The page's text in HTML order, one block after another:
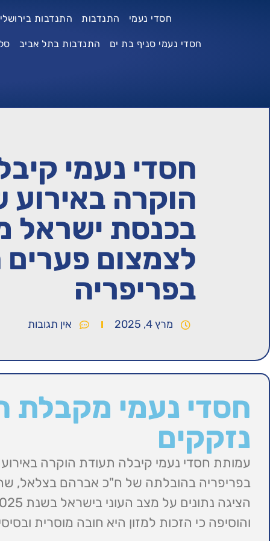
חסדי נעמי התנדבות התנדבות
חסדי נעמי סניף בת ים התנדבות בתל אביב
חסדי נעמי
הוקרה באירוע
בכנסת ישראל
לצמצום פערים
בפריפריה
מרץ 4, 2025 אין תגובות
חסדי נעמי מקבלת
נזקקים
עמותת חסדי נעמי קיבלה תעודת הוקרה
בפריפריה בהובלתה של ח"כ אברהם בצלאל,
והוסיפה כי הזכות למזון היא חובה מוסרית